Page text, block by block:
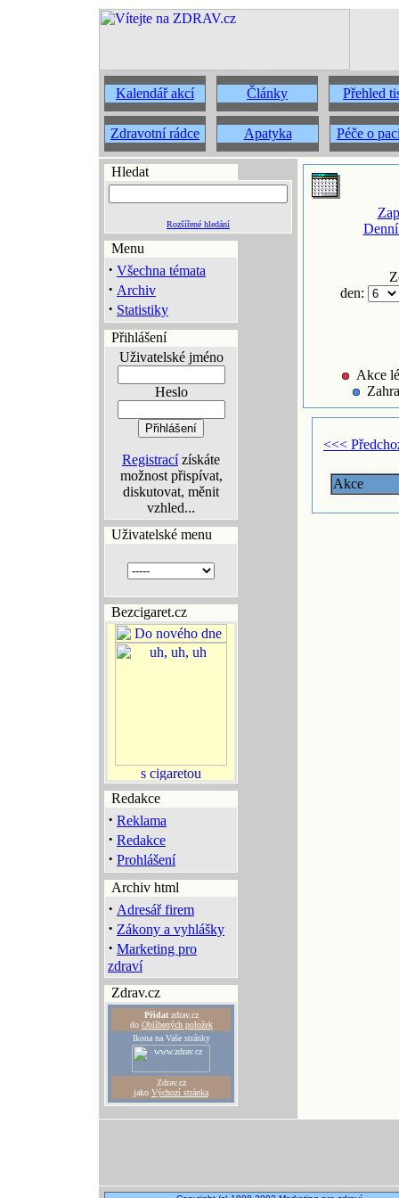
Kalendář akcí Články Přehled
Zdravotní rádce Apatyka Péče o
Hledat
Rozšířené hledání
Menu
· Všechna témata
· Archiv
· Statistiky
Přihlášení
Uživatelské jméno
Heslo
Registracízískáte
možnost přispívat,
diskutovat, měnit
vzhled...
Uživatelské menu
Bezcigaret.cz
Redakce
· Reklama
· Redakce
· Prohlášení
Archiv html
· Adresář firem
· Zákony a vyhlášky
· Marketing pro
zdraví
Zdrav.cz
Přidatzdrav.cz
do Oblíbených položek
Ikona na Vaše stránky
Zdrav.cz
jako Výchozí stránka
den:
Akce
<<<
Akce